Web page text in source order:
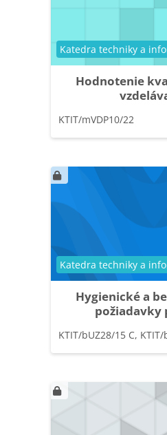
Hodnotenie
Kategória kurzu
KTIT/mVDP10/22
Hygienické a
požiadavky
Kategória kurzu
KTIT/bUZ28/15 C, KTIT/